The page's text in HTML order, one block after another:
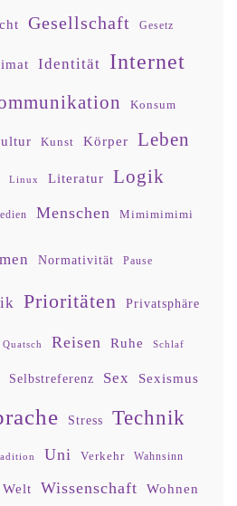
Gesellschaft Gesetz
Identität Internet
Konsum
Kunst Körper Leben
Linux Literatur Logik
Menschen Mimimimimi
Normativität Pause
Prioritäten Privatsphäre
Quatsch Reisen Ruhe Schlaf
Selbstreferenz Sex Sexismus
Stress Technik
Uni Verkehr Wahnsinn
Welt Wissenschaft Wohnen